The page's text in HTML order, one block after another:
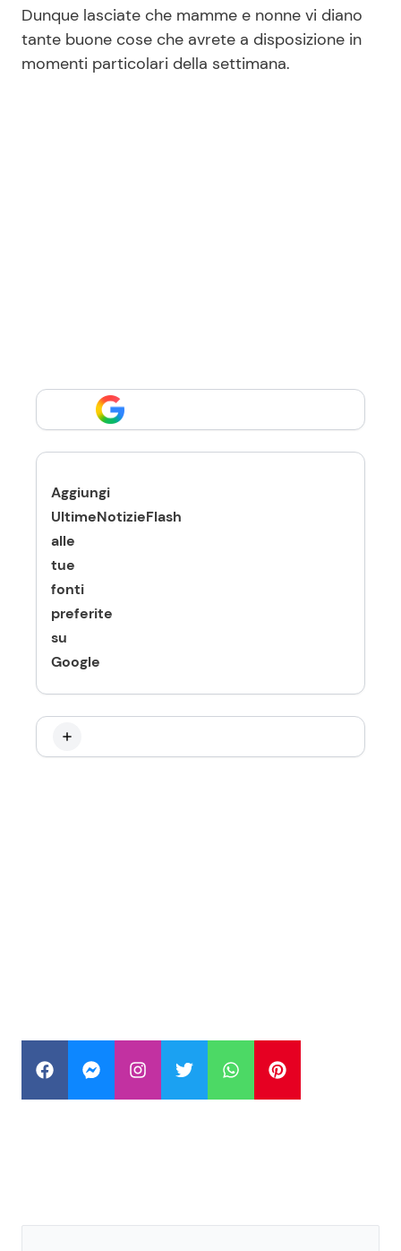
Dunque lasciate che mamme e nonne vi diano
tante buone cose che avrete a disposizione in
momenti particolari della settimana.
Aggiungi
UltimeNotizieFlash
alle
tue
fonti
preferite
su
Google